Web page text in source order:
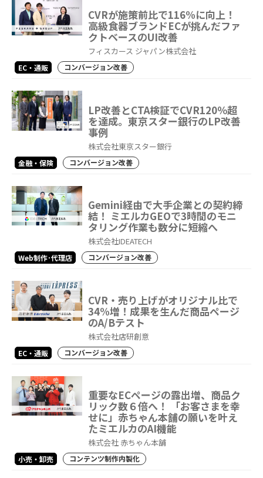
CVRが施策前比で116%に向上！
高級食器ブランドECが挑んだファ
クトベースのUI改善
フィスカース ジャパン株式会社
EC・通販 コンバージョン改善
LP改善とCTA検証でCVR120％超
を達成。東京スター銀行のLP改善
事例
株式会社東京スター銀行
金融・保険 コンバージョン改善
Gemini経由で大手企業との契約締
結！ ミエルカGEOで3時間のモニ
タリング作業も数分に短縮へ
株式会社IDEATECH
Web制作･代理店 コンバージョン改善
CVR・売り上げがオリジナル比で
34%増！成果を生んだ商品ページ
のA/Bテスト
株式会社店研創意
EC・通販 コンバージョン改善
重要なECページの露出増、商品ク
リック数６倍へ！ 「お客さまを幸
せに」赤ちゃん本舗の願いを叶え
たミエルカのAI機能
株式会社 赤ちゃん本舗
小売・卸売 コンテンツ制作内製化